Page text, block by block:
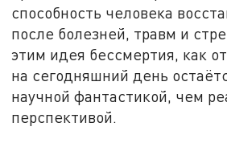
способность человека
после болезней, травм и
этим идея бессмертия, как
на сегодняшний день
научной фантастикой, чем
перспективой.